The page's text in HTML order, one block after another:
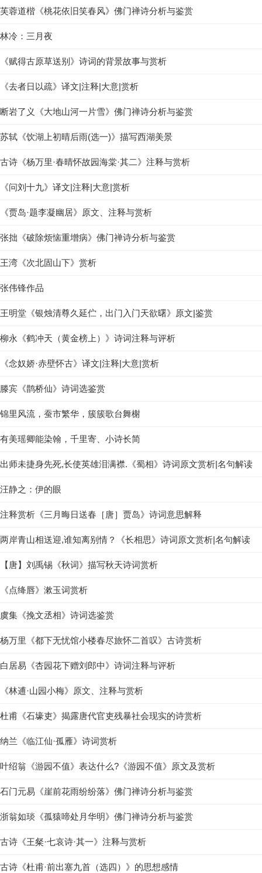
芙蓉道楷《桃花依旧笑春风》佛门禅诗分析与鉴赏
林冷：三月夜
《赋得古原草送别》诗词的背景故事与赏析
《去者日以疏》译文|注释|大意|赏析
断岩了义《大地山河一片雪》佛门禅诗分析与鉴赏
苏轼《饮湖上初晴后雨(选一)》描写西湖美景
古诗《杨万里·春晴怀故园海棠·其二》注释与赏析
《问刘十九》译文|注释|大意|赏析
《贾岛·题李凝幽居》原文、注释与赏析
张拙《破除烦恼重增病》佛门禅诗分析与鉴赏
王湾《次北固山下》赏析
张伟锋作品
王明堂《银烛清尊久延伫，出门入门天欲曙》原文|鉴赏
柳永《鹤冲天（黄金榜上）》诗词注释与评析
《念奴娇·赤壁怀古》译文|注释|大意|赏析
滕宾《鹊桥仙》诗词选鉴赏
锦里风流，蚕市繁华，簇簇歌台舞榭
有美瑶卿能染翰，千里寄、小诗长简
出师未捷身先死,长使英雄泪满襟.《蜀相》诗词原文赏析|名句解读
汪静之：伊的眼
注释赏析《三月晦日送春［唐］贾岛》诗词意思解释
两岸青山相送迎,谁知离别情？《长相思》诗词原文赏析|名句解读
【唐】刘禹锡《秋词》描写秋天诗词赏析
《点绛唇》漱玉词赏析
虞集《挽文丞相》诗词选鉴赏
杨万里《都下无忧馆小楼春尽旅怀二首叹》古诗赏析
白居易《杏园花下赠刘郎中》诗词注释与评析
《林逋·山园小梅》原文、注释与赏析
杜甫《石壕吏》揭露唐代官吏残暴社会现实的诗赏析
纳兰《临江仙·孤雁》诗词赏析
叶绍翁《游园不值》表达什么?《游园不值》原文及赏析
石门元易《崖前花雨纷纷落》佛门禅诗分析与鉴赏
浙翁如琰《孤猿啼处月华明》佛门禅诗分析与鉴赏
古诗《王粲·七哀诗·其一》注释与赏析
古诗《杜甫·前出塞九首（选四）》的思想感情